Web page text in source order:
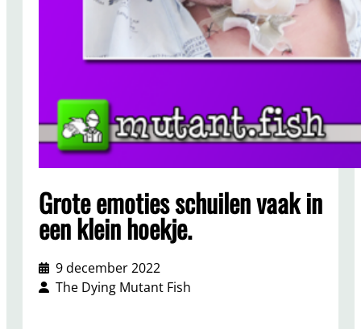
Grote emoties schuilen vaak in
een klein hoekje.
9 december 2022
The Dying Mutant Fish